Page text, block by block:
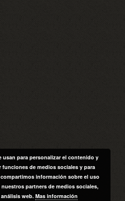
usan para personalizar el contenido y
de medios sociales y para
información sobre el uso
partners de medios sociales,
web. Mas información